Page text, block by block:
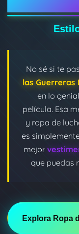
No sé si te
las Guerreras
en lo
película. Esa
y ropa de
es
mejor
que puedas
Explora Ropa